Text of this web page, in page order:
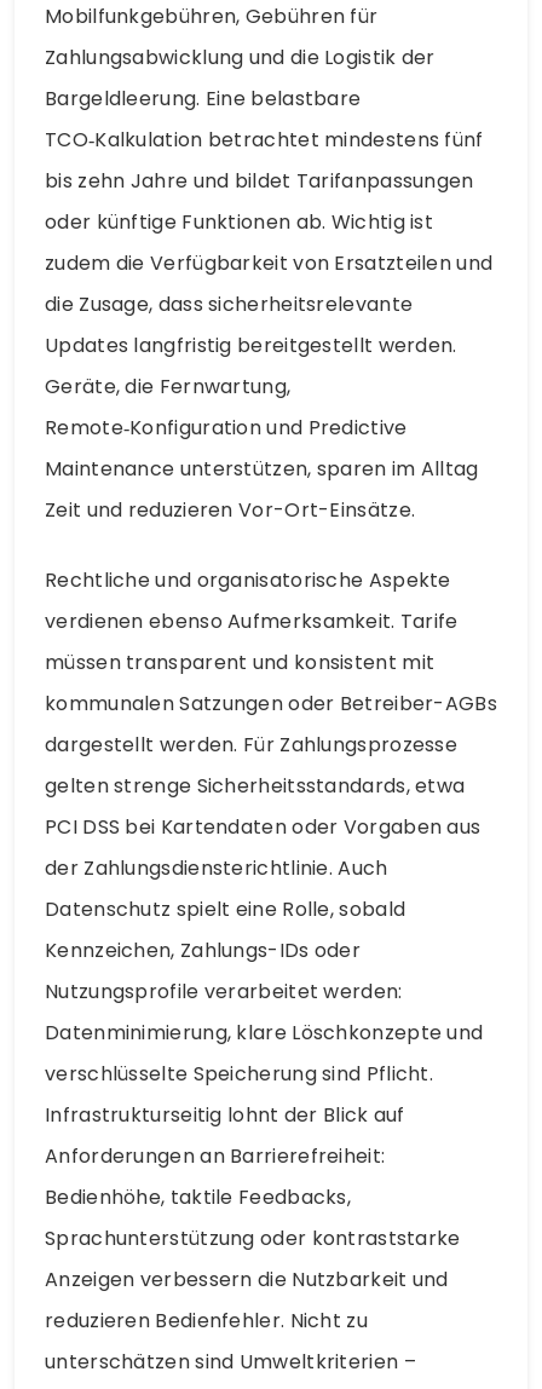
Mobilfunkgebühren, Gebühren für
Zahlungsabwicklung und die Logistik der
Bargeldleerung. Eine belastbare
TCO‑Kalkulation betrachtet mindestens fünf
bis zehn Jahre und bildet Tarifanpassungen
oder künftige Funktionen ab. Wichtig ist
zudem die Verfügbarkeit von Ersatzteilen und
die Zusage, dass sicherheitsrelevante
Updates langfristig bereitgestellt werden.
Geräte, die Fernwartung,
Remote‑Konfiguration und Predictive
Maintenance unterstützen, sparen im Alltag
Zeit und reduzieren Vor-Ort-Einsätze.
Rechtliche und organisatorische Aspekte
verdienen ebenso Aufmerksamkeit. Tarife
müssen transparent und konsistent mit
kommunalen Satzungen oder Betreiber-AGBs
dargestellt werden. Für Zahlungsprozesse
gelten strenge Sicherheitsstandards, etwa
PCI DSS bei Kartendaten oder Vorgaben aus
der Zahlungsdiensterichtlinie. Auch
Datenschutz spielt eine Rolle, sobald
Kennzeichen, Zahlungs-IDs oder
Nutzungsprofile verarbeitet werden:
Datenminimierung, klare Löschkonzepte und
verschlüsselte Speicherung sind Pflicht.
Infrastrukturseitig lohnt der Blick auf
Anforderungen an Barrierefreiheit:
Bedienhöhe, taktile Feedbacks,
Sprachunterstützung oder kontraststarke
Anzeigen verbessern die Nutzbarkeit und
reduzieren Bedienfehler. Nicht zu
unterschätzen sind Umweltkriterien –